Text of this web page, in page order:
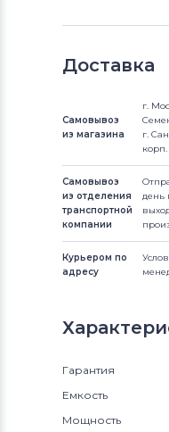
Доставка
Самовывоз
из магазина
г.
г.
корп.
Самовывоз
из отделения
транспортной
компании
день
Курьером по
адресу
Гарантия
Емкость
Мощность